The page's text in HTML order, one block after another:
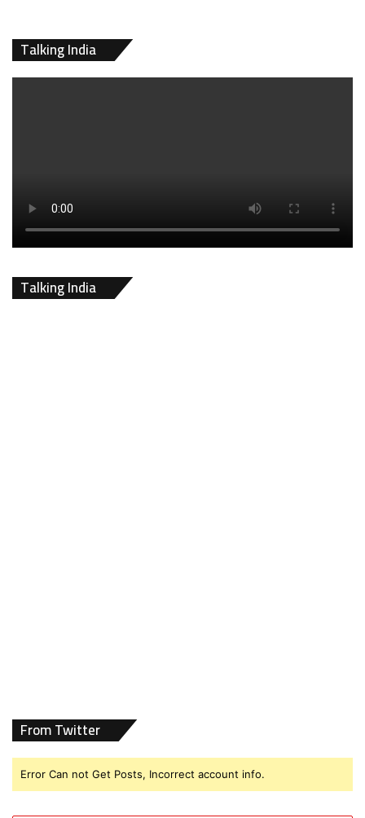
Talking India
Talking India
From Twitter
Error Can not Get Posts, Incorrect account info.